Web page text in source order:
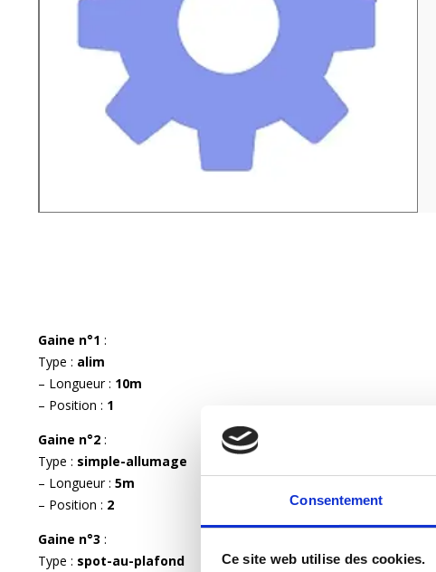
Consentement
Ce site web utilise des cookies.
Gaine n°1 :
Type : alim
– Longueur : 10m
– Position : 1
Gaine n°2 :
Type : simple-allumage
– Longueur : 5m
– Position : 2
Gaine n°3 :
Type : spot-au-plafond